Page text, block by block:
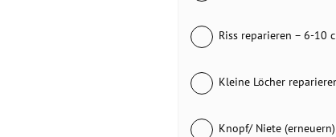
Riss reparieren – 6-10
Kleine Löcher
Knopf/ Niete (erneuern)